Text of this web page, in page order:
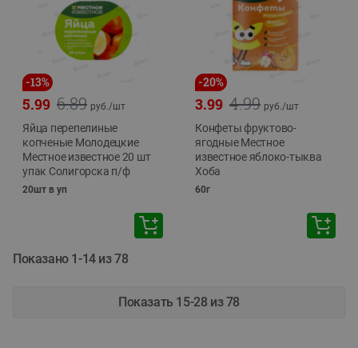
-13%
6.89
5.99 руб./шт
Яйца перепелиные
копченые Молодецкие
Местное известное 20 шт
упак Солигорска п/ф
20шт в уп
-20%
4.99
3.99 руб./шт
Конфеты фруктово-
ягодные Местное
известное яблоко-тыква
Хоба
60г
Показано 1-14 из 78
Показать 15-28 из 78